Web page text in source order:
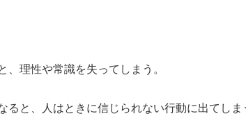
、理性や常識を失ってしまう。
ると、人はときに信じられない行動に出てしま